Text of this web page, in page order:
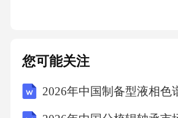
您可能关注